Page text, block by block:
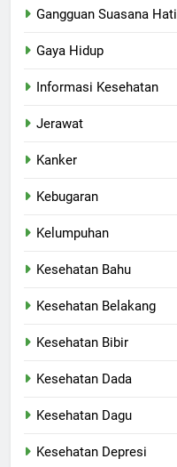
Gangguan Suasana Hati
Gaya Hidup
Informasi Kesehatan
Jerawat
Kanker
Kebugaran
Kelumpuhan
Kesehatan Bahu
Kesehatan Belakang
Kesehatan Bibir
Kesehatan Dada
Kesehatan Dagu
Kesehatan Depresi